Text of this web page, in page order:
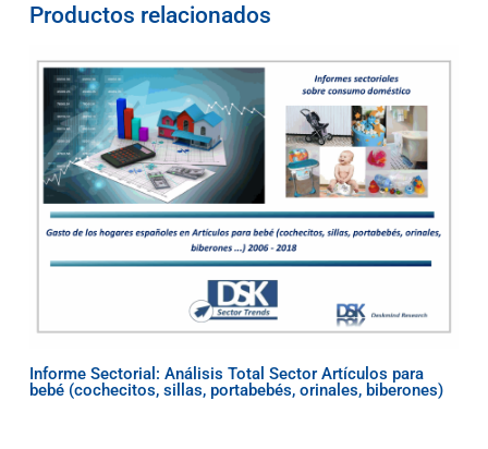
Productos relacionados
Informe Sectorial: Análisis Total Sector Artículos para
bebé (cochecitos, sillas, portabebés, orinales, biberones)